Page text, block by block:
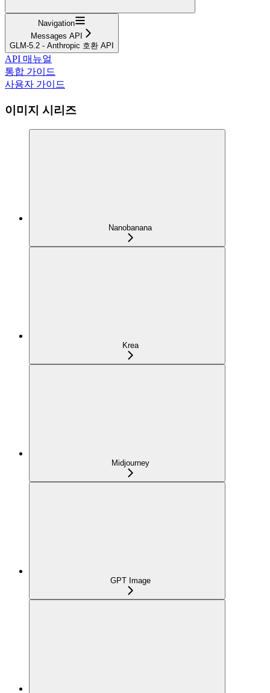
Navigation
Messages API
GLM-5.2 - Anthropic 호환 API
API 매뉴얼
통합 가이드
사용자 가이드
이미지 시리즈
Nanobanana
Krea
Midjourney
GPT Image